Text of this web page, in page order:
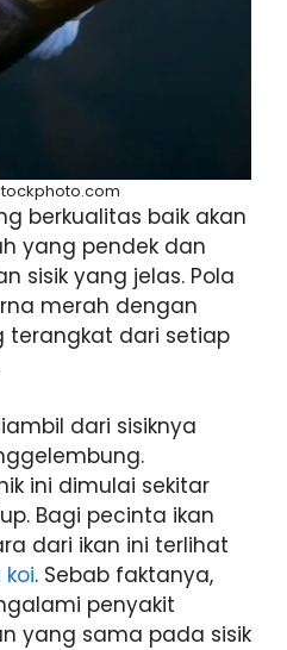
berkualitas baik akan
yang pendek dan
sisik yang jelas. Pola
merah dengan
terangkat dari setiap
dari sisiknya
ini dimulai sekitar
Bagi pecinta ikan
dari ikan ini terlihat
. Sebab faktanya,
penyakit
yang sama pada sisik